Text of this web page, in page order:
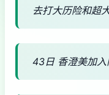
去打大历险和超
43日 香澄美加入